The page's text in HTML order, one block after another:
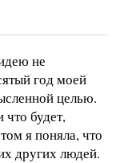
не
год моей
целью.
что будет,
я поняла, что
других людей.